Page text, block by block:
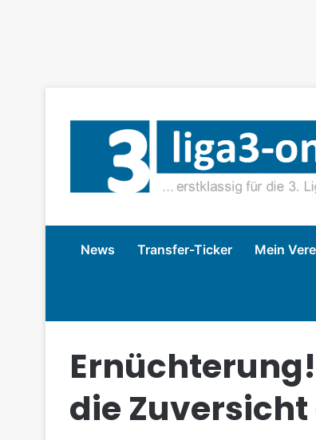
News Transfer-Ticker Mein
die